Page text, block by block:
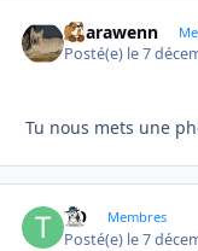
unarawenn
Posté(e) le 7
Tu nous mets une
TO Membres
Posté(e) le 7